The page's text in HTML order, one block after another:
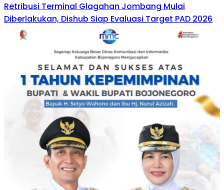
Retribusi Terminal Glagahan Jombang Mulai
Diberlakukan, Dishub Siap Evaluasi Target PAD 2026